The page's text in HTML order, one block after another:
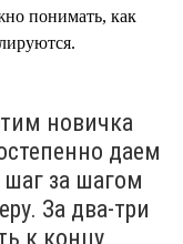
понимать, как
новичка
даем
за шагом
За два-три
к концу